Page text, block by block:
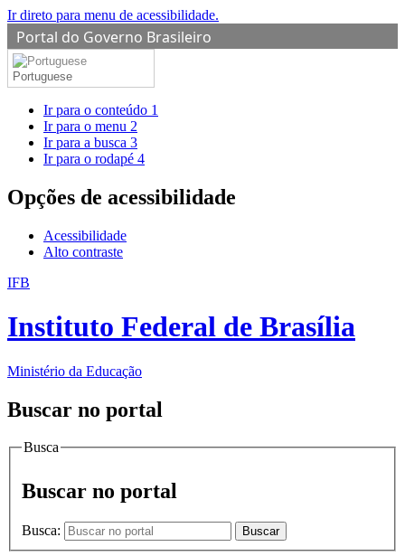
Ir direto para menu de acessibilidade.
Portal do Governo Brasileiro
Portuguese
Ir para o conteúdo 1
Ir para o menu 2
Ir para a busca 3
Ir para o rodapé 4
Opções de acessibilidade
Acessibilidade
Alto contraste
IFB
Instituto Federal de Brasília
Ministério da Educação
Buscar no portal
Busca
Buscar no portal
Busca: Buscar